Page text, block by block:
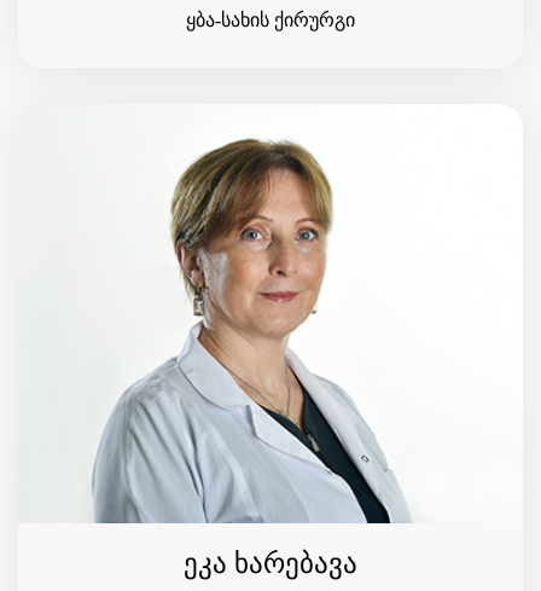
ყბა-სახის ქირურგი
ეკა ხარებავა